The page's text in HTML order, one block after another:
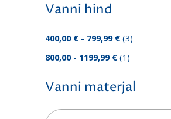
Vanni hind
400,00 € - 799,99 € (3)
800,00 - 1199,99 € (1)
Vanni materjal